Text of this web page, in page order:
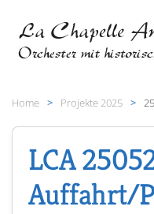
Zum Hauptinhalt
Home Projekte 2025
LCA
Auffahrt/